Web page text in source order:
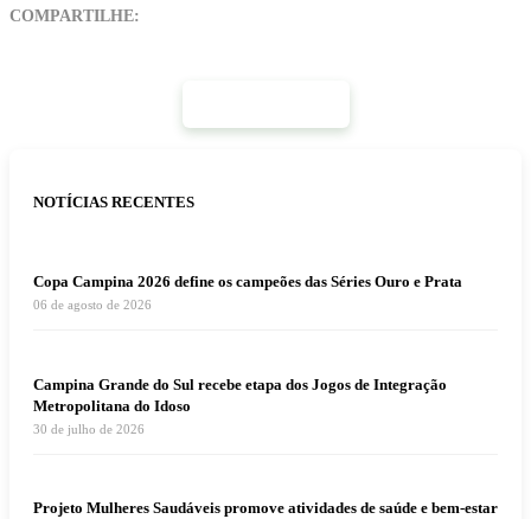
COMPARTILHE:
NOTÍCIAS RECENTES
Copa Campina 2026 define os campeões das Séries Ouro e Prata
06 de agosto de 2026
Campina Grande do Sul recebe etapa dos Jogos de Integração
Metropolitana do Idoso
30 de julho de 2026
Projeto Mulheres Saudáveis promove atividades de saúde e bem-estar